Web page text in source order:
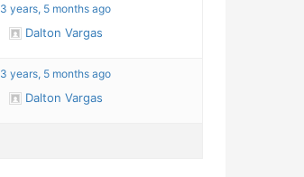
3 years, 5 months ago
Dalton Vargas
3 years, 5 months ago
Dalton Vargas